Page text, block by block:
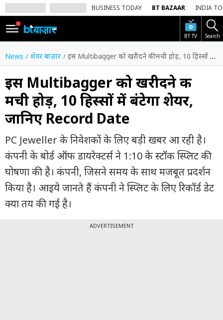
BUSINESS TODAY BT BAZAAR INDIA
BT TV Search
SIGN
IN
Dark
Mode
होम
शेयर
बाज़ार
वीडियो
ट्रेंडिंग
बिजनेस
न्यूज
News शेयर बाज़ार इस Multibagger को खरीदने की मची होड़, 10 हिस्सों में बंटेगा शेयर, जानिए Record Date
इस Multibagger को खरीदने की
मची होड़, 10 हिस्सों में बंटेगा शेयर,
जानिए Record Date
PC Jeweller के निवेशकों के लिए बड़ी खबर आ रही है।
कंपनी के बोर्ड ऑफ डायरेक्टर्स ने 1:10 के स्टॉक स्प्लिट की
घोषणा की है। कंपनी, जिसने समय के साथ मजबूत प्रदर्शन
किया है। आइये जानते हैं कंपनी ने स्प्लिट के लिए रिकॉर्ड डेट
क्या तय की गई है।
ADVERTISEMENT